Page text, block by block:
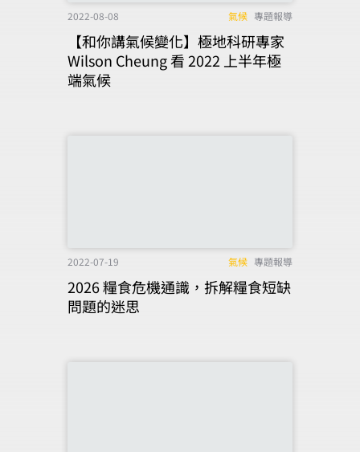
2022-08-08 氣候 專題報導
【和你講氣候變化】極地科研專家
Wilson Cheung 看 2022 上半年極
端氣候
2022-07-19 氣候 專題報導
2026 糧食危機通識，拆解糧食短缺
問題的迷思